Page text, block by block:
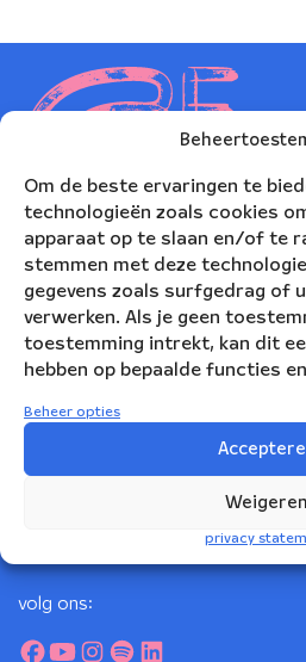
Om de beste ervaringen te
technologieën zoals cookies
apparaat op te slaan en/of te
stemmen met deze
gegevens zoals surfgedrag of
verwerken. Als je geen
toestemming intrekt, kan dit
hebben op bepaalde functies
Beheer opties
Weigeren
privacy
Nederlands Blazers
Korte Leidsedwarsstraat 12
volg ons: